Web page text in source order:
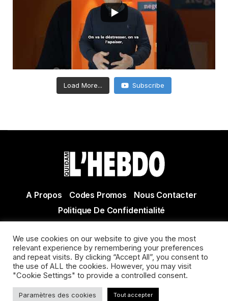
Load More... Subscribe
A Propos Codes Promos
Nous Contacter
Politique De Confidentialité
Actualité Agen - Actualité en lot et Garonne - Actualité
Villeneuve sur Lot
We use cookies on our website to give you the most
relevant experience by remembering your preferences
and repeat visits. By clicking “Accept All”, you consent to
the use of ALL the cookies. However, you may visit
"Cookie Settings" to provide a controlled consent.
Paramètres des cookies Tout accepter